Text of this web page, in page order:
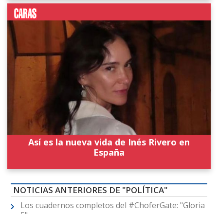
Así es la nueva vida de Inés Rivero en
España
NOTICIAS ANTERIORES DE "POLÍTICA"
Los cuadernos completos del #ChoferGate: "Gloria